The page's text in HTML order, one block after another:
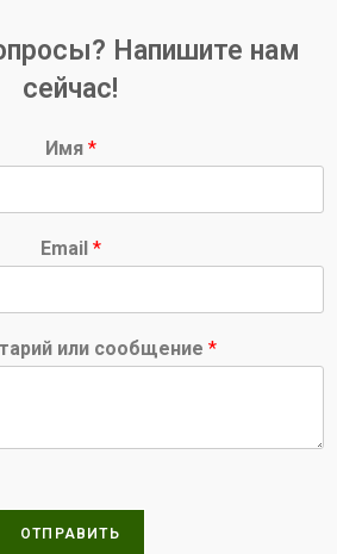
Напишите нам
сейчас!
Имя *
Email *
или сообщение *
ОТПРАВИТЬ